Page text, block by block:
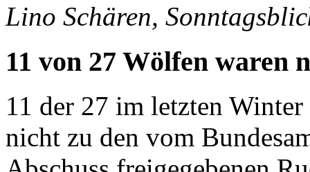
Lino Schären,
11 von 27 Wölfen waren
11 der 27 im letzten
nicht zu den vom